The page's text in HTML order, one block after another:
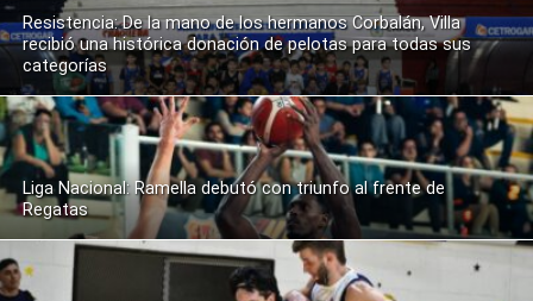
Resistencia: De la mano de los hermanos Corbalán, Villa
recibió una histórica donación de pelotas para todas sus
categorías
Liga Nacional: Ramella debutó con triunfo al frente de
Regatas